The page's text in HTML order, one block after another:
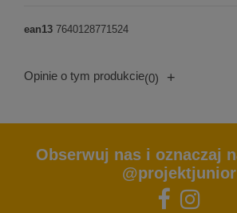
ean13 7640128771524
Opinie o tym produkcie(0) +
Obserwuj nas i oznaczaj
@projektjunior